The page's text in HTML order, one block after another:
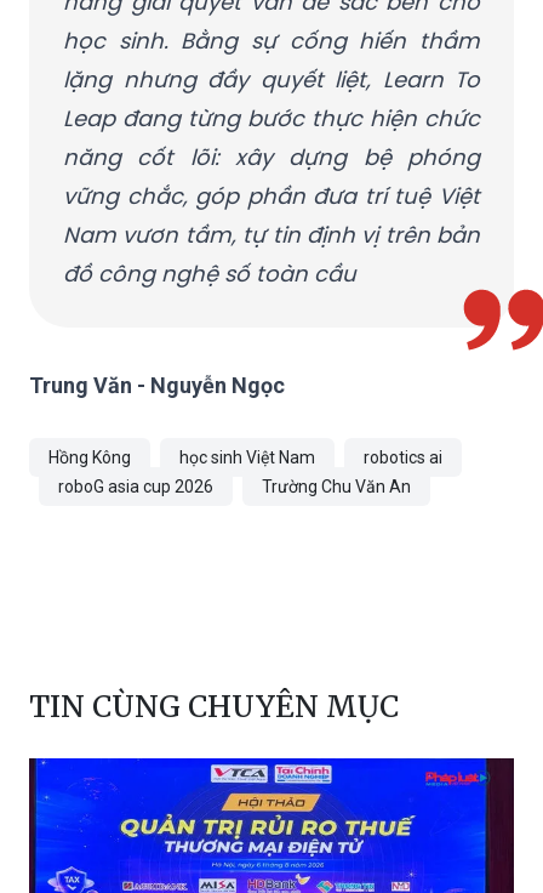
lặng nhưng đầy quyết liệt, Learn To
Leap đang từng bước thực hiện chức
năng cốt lõi: xây dựng bệ phóng
vững chắc, góp phần đưa trí tuệ Việt
Nam vươn tầm, tự tin định vị trên bản
đồ công nghệ số toàn cầu
Hồng Kông học sinh Việt Nam